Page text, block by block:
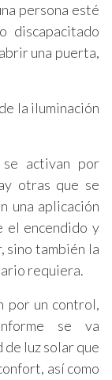
persona esté
discapacitado
una puerta,
la iluminación
se activan por
otras que se
una aplicación
el encendido y
sino también la
requiera.
por un control,
se va
luz solar que
así como